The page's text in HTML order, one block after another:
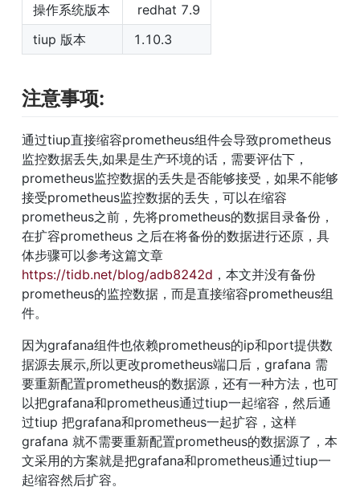
操作系统版本
redhat 7.9
tiup 版本
1.10.3
注意事项:
通过tiup直接缩容prometheus组件会导致prometheus
监控数据丢失,如果是生产环境的话，需要评估下，
prometheus监控数据的丢失是否能够接受，如果不能够
接受prometheus监控数据的丢失，可以在缩容
prometheus之前，先将prometheus的数据目录备份，
在扩容prometheus 之后在将备份的数据进行还原，具
体步骤可以参考这篇文章
https://tidb.net/blog/adb8242d ，本文并没有备份
prometheus的监控数据，而是直接缩容prometheus组
件。
因为grafana组件也依赖prometheus的ip和port提供数
据源去展示,所以更改prometheus端口后，grafana 需
要重新配置prometheus的数据源，还有一种方法，也可
以把grafana和prometheus通过tiup一起缩容，然后通
过tiup 把grafana和prometheus一起扩容，这样
grafana 就不需要重新配置prometheus的数据源了，本
文采用的方案就是把grafana和prometheus通过tiup一
起缩容然后扩容。